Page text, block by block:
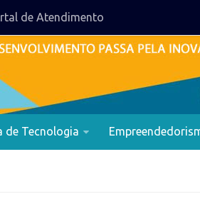
de Atendimento
de Tecnologia